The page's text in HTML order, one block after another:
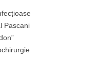
Pascani